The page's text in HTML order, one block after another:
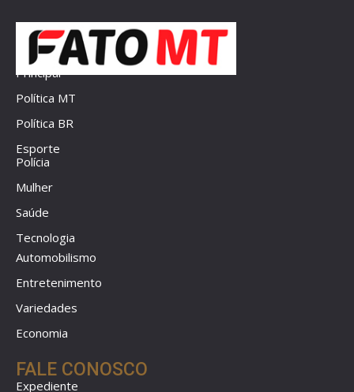
Principal
Política MT
Política BR
Esporte
Polícia
Mulher
Saúde
Tecnologia
Automobilismo
Entretenimento
Variedades
Economia
FALE CONOSCO
Expediente